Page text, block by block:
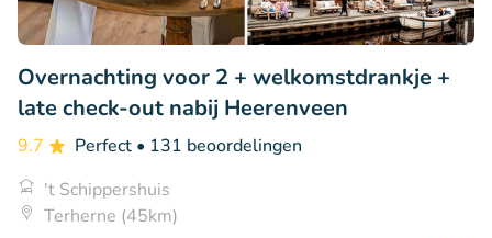
Overnachting voor 2 + welkomstdrankje +
late check-out nabij Heerenveen
9.7 Perfect • 131 beoordelingen
't Schippershuis
Terherne (45km)